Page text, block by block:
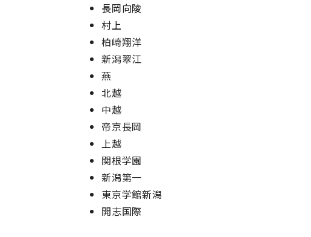
長岡向陵
村上
柏崎翔洋
新潟翠江
燕
北越
中越
帝京長岡
上越
関根学園
新潟第一
東京学館新潟
開志国際